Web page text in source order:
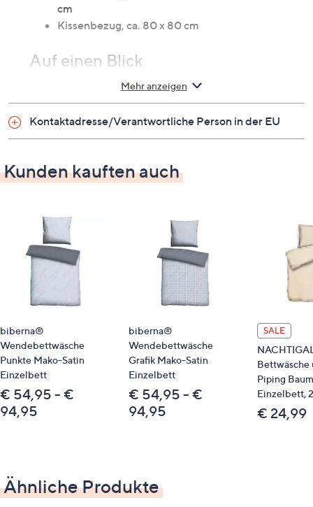
cm
Kissenbezug, ca. 80 x 80 cm
Auf einen Blick
Bettwäsche für ein Einzelbett
Baumwoll Satin
Design: Längsstreifen
Reißverschluss
bügelleicht
pflegeleicht
feiner Glanz und weicher Griff
Material
100 % Baumwolle, gewebt
Pflege
Normalwäsche 60 °C
trocknergeeignet
Passende Produkte
801632 HECHTER PARIS Wohndecke
801633 HECHTER PARIS Wohndecke
Mehr anzeigen
Kontaktadresse/Verantwortliche Person in der EU
Kunden kauften auch
biberna®
Wendebettwäsche
Punkte Mako-Satin
Einzelbett
€ 54,95 - €
94,95
biberna®
Wendebettwäsche
Grafik Mako-Satin
Einzelbett
€ 54,95 - €
94,95
SALE
Bettwäsche
Piping
Einzelbett,
€ 24,99
Ähnliche Produkte